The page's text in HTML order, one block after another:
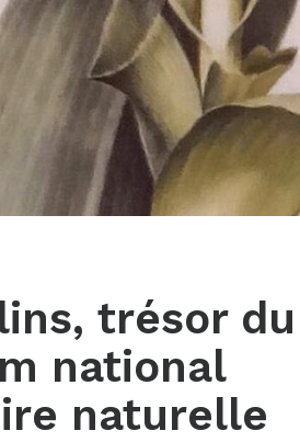
trésor du
national
naturelle